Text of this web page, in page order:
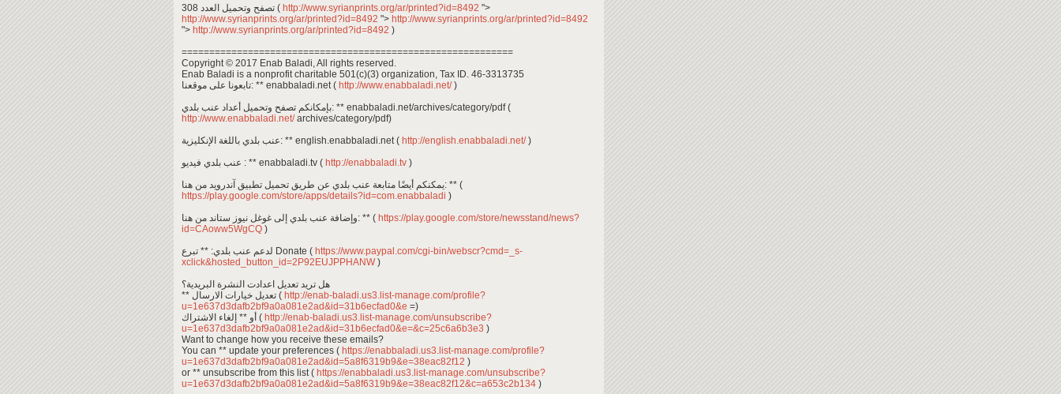
تصفح وتحميل العدد 308 ( http://www.syrianprints.org/ar/printed?id=8492 ">
http://www.syrianprints.org/ar/printed?id=8492 "> http://www.syrianprints.org/ar/printed?id=8492
"> http://www.syrianprints.org/ar/printed?id=8492 )
============================================================
Copyright © 2017 Enab Baladi, All rights reserved.
Enab Baladi is a nonprofit charitable 501(c)(3) organization, Tax ID. 46-3313735
تابعونا على موقعنا: ** enabbaladi.net ( http://www.enabbaladi.net/)
بإمكانكم تصفح وتحميل أعداد عنب بلدي: ** enabbaladi.net/archives/category/pdf (
http://www.enabbaladi.net/archives/category/pdf)
عنب بلدي باللغة الإنكليزية: ** english.enabbaladi.net ( http://english.enabbaladi.net/)
عنب بلدي فيديو : ** enabbaladi.tv ( http://enabbaladi.tv )
يمكنكم أيضًا متابعة عنب بلدي عن طريق تحميل تطبيق آندرويد من هنا: ** (
https://play.google.com/store/apps/details?id=com.enabbaladi )
وإضافة عنب بلدي إلى غوغل نيوز ستاند من هنا: ** ( https://play.google.com/store/newsstand/news?
id=CAoww5WgCQ )
لدعم عنب بلدي: ** تبرع Donate ( https://www.paypal.com/cgi-bin/webscr?cmd=_s-
xclick&hosted_button_id=2P92EUJPPHANW)
هل تريد تعديل اعدادت النشرة البريدية؟
** تعديل خيارات الارسال ( http://enab-baladi.us3.list-manage.com/profile?
u=1e637d3dafb2bf9a0a081e2ad&id=31b6ecfad0&e =)
أو ** إلغاء الاشتراك ( http://enab-baladi.us3.list-manage.com/unsubscribe?
u=1e637d3dafb2bf9a0a081e2ad&id=31b6ecfad0&e=&c=25c6a6b3e3 )
Want to change how you receive these emails?
You can ** update your preferences ( https://enabbaladi.us3.list-manage.com/profile?
u=1e637d3dafb2bf9a0a081e2ad&id=5a8f6319b9&e=38eac82f12 )
or ** unsubscribe from this list ( https://enabbaladi.us3.list-manage.com/unsubscribe?
u=1e637d3dafb2bf9a0a081e2ad&id=5a8f6319b9&e=38eac82f12&c=a653c2b134 )